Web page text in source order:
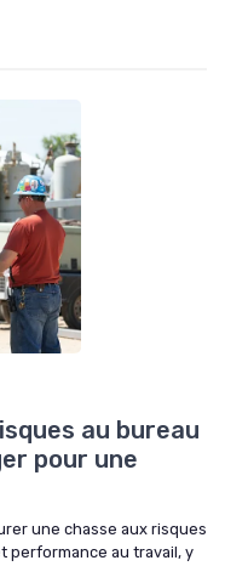
au bureau
pour une
une chasse aux risques
performance au travail, y